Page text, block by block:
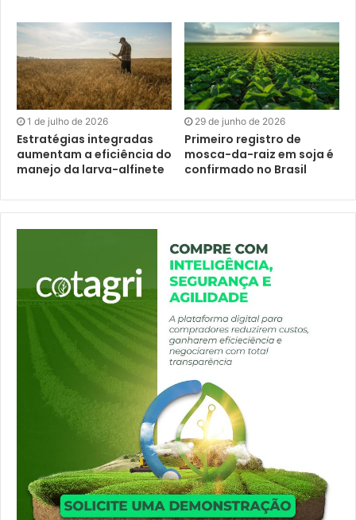
1 de julho de 2026
Estratégias integradas
aumentam a eficiência do
manejo da larva-alfinete
29 de junho de 2026
Primeiro registro de
mosca-da-raiz em soja é
confirmado no Brasil